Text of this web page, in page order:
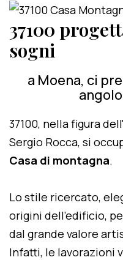
37100
sogni
a Moena, ci
37100, nella figura
Sergio Rocca, si
Casa di montagna.
Lo stile ricercato,
origini dell'edificio,
dal grande valore
Infatti, le lavorazioni